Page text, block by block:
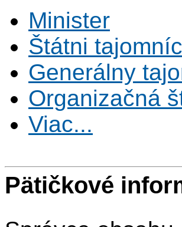
Minister
Štátni
Generálny
Organizačná
Viac...
Pätičkové